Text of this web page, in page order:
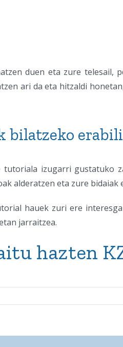
duen eta zure telesail,
ari da eta hitzaldi
bilatzeko erabili
izugarri gustatuko
alderatzen eta zure
hauek zuri ere
jarraitzea.
hazten